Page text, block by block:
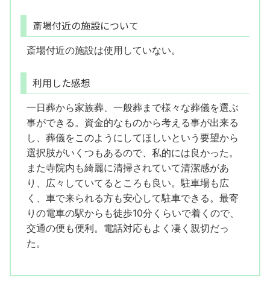
斎場付近の施設について
斎場付近の施設は使用していない。
利用した感想
一日葬から家族葬、一般葬まで様々な葬儀を選ぶ
事ができる。資金的なものから考える事が出来る
し、葬儀をこのようにしてほしいという要望から
選択肢がいくつもあるので、私的には良かった。
また寺院内も綺麗に清掃されていて清潔感があ
り、広々していてるところも良い。駐車場も広
く、車で来られる方も安心して駐車できる。最寄
りの電車の駅からも徒歩10分くらいで着くので、
交通の便も便利。電話対応もよく凄く親切だっ
た。